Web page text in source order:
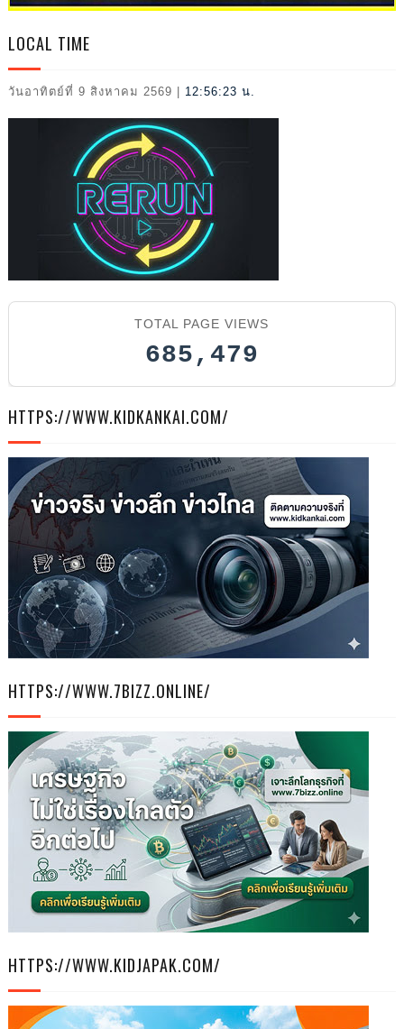
2026
LOCAL TIME
วันอาทิตย์ที่ 9 สิงหาคม 2569 12:56:24 น.
TOTAL PAGE VIEWS
685,479
HTTPS://WWW.KIDKANKAI.COM/
HTTPS://WWW.7BIZZ.ONLINE/
HTTPS://WWW.KIDJAPAK.COM/